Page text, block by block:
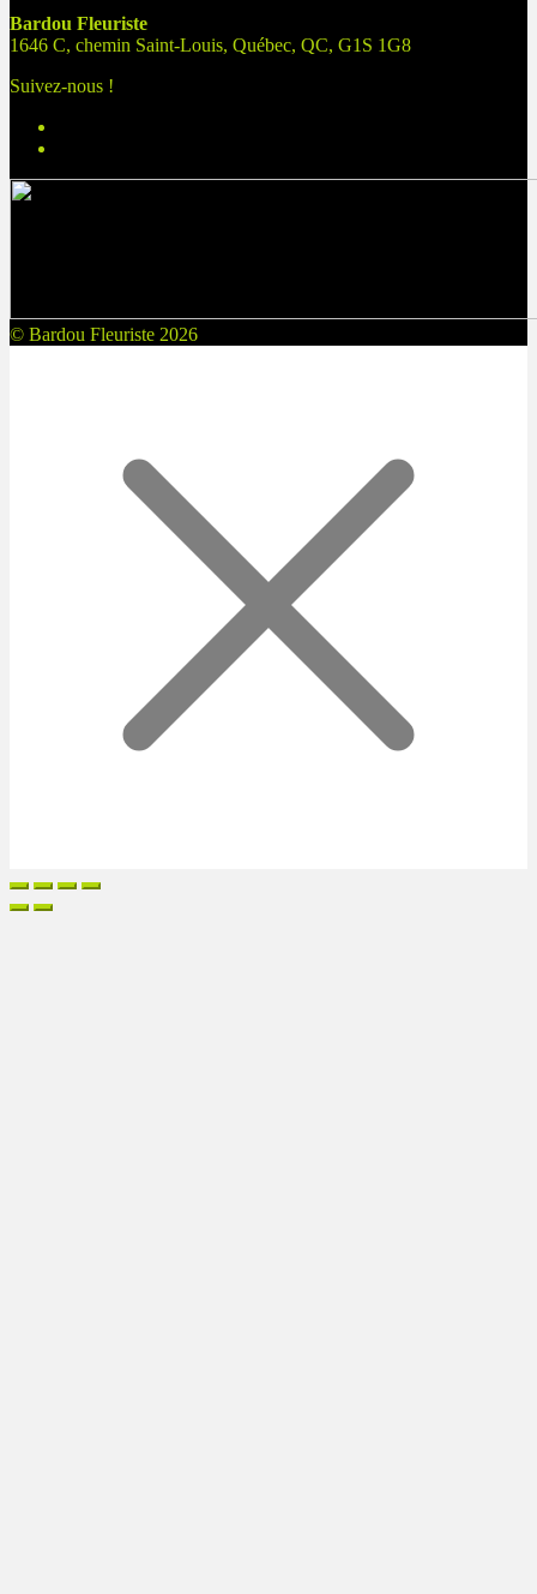
Bardou Fleuriste
1646 C, chemin Saint-Louis, Québec, QC, G1S 1G8
Suivez-nous !
© Bardou Fleuriste 2026